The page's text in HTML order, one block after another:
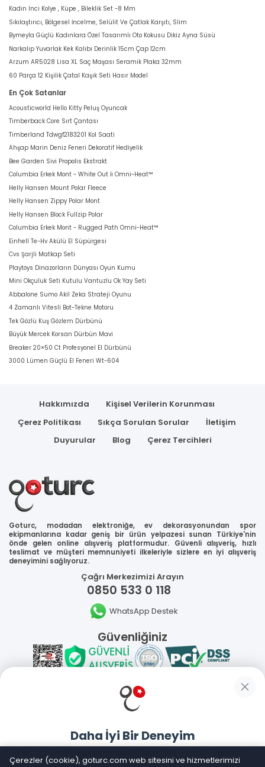
Kadın Inci Kolye , Küpe , Bileklik Set -8 Mm
Sıkılaştırıcı, Bölgesel İncelme, Selülit Ve Çatlak Karşıtı, Slim
Bymeyla Güçlü Kadınlara Özel Tasarımlı Oto Kokusu Dikiz Ayna Süsü
Narkalıp Yuvarlak Kek Kalıbı Derinlik 15cm Çap 12cm
Arzum AR5028 Lisa XL Saç Maşası Seramik Plaka 32mm
60 Parça 12 Kişilik Çatal Kaşık Seti Hasır Model
En Çok Satanlar
Acousticworld Hello Kitty Peluş Oyuncak
Timberback Core Sırt Çantası
Timberland Tdwgf2183201 Kol Saati
Ahşap Marin Deniz Feneri Dekoratif Hediyelik
Bee Garden Sivi Propolis Ekstrakt
Columbia Erkek Mont - White Out İi Omni-Heat™
Helly Hansen Mount Polar Fleece
Helly Hansen Zippy Polar Mont
Helly Hansen Block Fullzip Polar
Columbia Erkek Mont - Rugged Path Omni-Heat™
Einhell Te-Hv Akülü El Süpürgesi
Cvs Şarjli Matkap Seti
Playtoys Dinazorların Dünyası Oyun Kumu
Mini Okçuluk Seti Kutulu Vantuzlu Ok Yay Seti
Abbalone Sumo Akil Zeka Strateji Oyunu
4 Zamanlı Vitesli Bot-Tekne Motoru
Tek Gözlü Kuş Gözlem Dürbünü
Büyük Mercek Korsan Dürbün Mavi
Breaker 20×50 Ct Profesyonel El Dürbünü
3000 Lümen Güçlü El Feneri Wt-604
Hakkımızda
Kişisel Verilerin Korunması
Çerez Politikası
Sıkça Sorulan Sorular
İletişim
Duyurular
Blog Çerez Tercihleri
Goturc, modadan elektroniğe, ev dekorasyonundan spor
ekipmanlarına kadar geniş bir ürün yelpazesi sunan Türkiye'nin
önde gelen online alışveriş platformudur. Güvenli alışveriş, hızlı
teslimat ve müşteri memnuniyeti ilkeleriyle sizlere en iyi alışveriş
deneyimini sağlıyoruz.
Çağrı Merkezimizi Arayın
0850 533 0 118
WhatsApp Destek
Güvenliğiniz
Sosyal Medya
Mobil Uygulamalarımız
Daha İyi Bir Deneyim
Goturc mobil uygulamasıyla daha hızlı ve kolay alışveriş
Çerezler (cookie), goturc.com web sitesini ve hizmetlerimizi